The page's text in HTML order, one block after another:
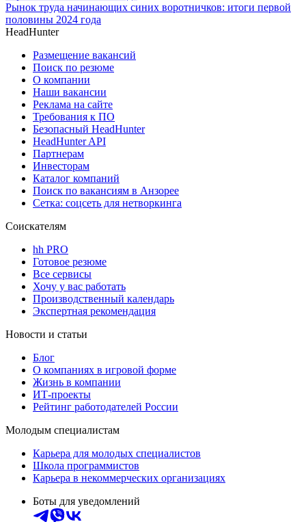
Рынок труда начинающих синих воротничков: итоги первой
половины 2024 года
HeadHunter
Размещение вакансий
Поиск по резюме
О компании
Наши вакансии
Реклама на сайте
Требования к ПО
Безопасный HeadHunter
HeadHunter API
Партнерам
Инвесторам
Каталог компаний
Поиск по вакансиям в Анзорее
Сетка: соцсеть для нетворкинга
Соискателям
hh PRO
Готовое резюме
Все сервисы
Хочу у вас работать
Производственный календарь
Экспертная рекомендация
Новости и статьи
Блог
О компаниях в игровой форме
Жизнь в компании
ИТ-проекты
Рейтинг работодателей России
Молодым специалистам
Карьера для молодых специалистов
Школа программистов
Карьера в некоммерческих организациях
Боты для уведомлений